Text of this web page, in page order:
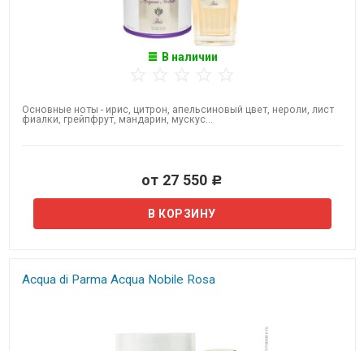
В наличии
Основные ноты - ирис, цитрон, апельсиновый цвет, нероли, лист
фиалки, грейпфрут, мандарин, мускус...
от 27 550 Р
Acqua di Parma Acqua Nobile Rosa